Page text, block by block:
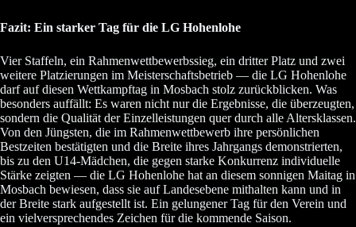
Fazit: Ein starker Tag für die LG Hohenlohe
Vier Staffeln, ein Rahmenwettbewerbssieg, ein dritter Platz und zwei
weitere Platzierungen im Meisterschaftsbetrieb — die LG Hohenlohe
darf auf diesen Wettkampftag in Mosbach stolz zurückblicken. Was
besonders auffällt: Es waren nicht nur die Ergebnisse, die überzeugten,
sondern die Qualität der Einzelleistungen quer durch alle Altersklassen.
Von den Jüngsten, die im Rahmenwettbewerb ihre persönlichen
Bestzeiten bestätigten und die Breite ihres Jahrgangs demonstrierten,
bis zu den U14-Mädchen, die gegen starke Konkurrenz individuelle
Stärke zeigten — die LG Hohenlohe hat an diesem sonnigen Maitag in
Mosbach bewiesen, dass sie auf Landesebene mithalten kann und in
der Breite stark aufgestellt ist. Ein gelungener Tag für den Verein und
ein vielversprechendes Zeichen für die kommende Saison.